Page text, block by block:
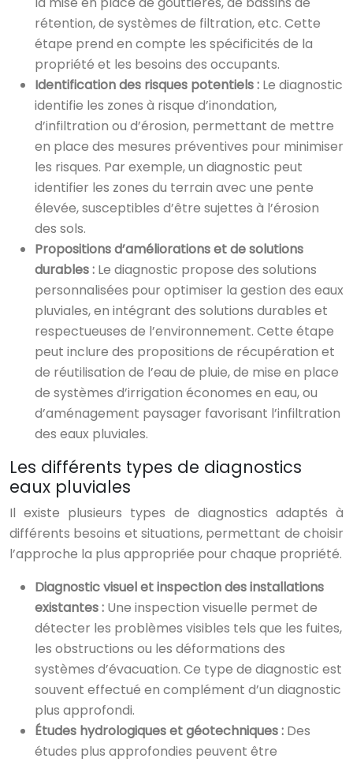
rétention, de systèmes de filtration, etc. Cette
étape prend en compte les spécificités de la
propriété et les besoins des occupants.
Identification des risques potentiels : Le diagnostic
identifie les zones à risque d’inondation,
d’infiltration ou d’érosion, permettant de mettre
en place des mesures préventives pour minimiser
les risques. Par exemple, un diagnostic peut
identifier les zones du terrain avec une pente
élevée, susceptibles d’être sujettes à l’érosion
des sols.
Propositions d’améliorations et de solutions
durables : Le diagnostic propose des solutions
personnalisées pour optimiser la gestion des eaux
pluviales, en intégrant des solutions durables et
respectueuses de l’environnement. Cette étape
peut inclure des propositions de récupération et
de réutilisation de l’eau de pluie, de mise en place
de systèmes d’irrigation économes en eau, ou
d’aménagement paysager favorisant l’infiltration
des eaux pluviales.
Les différents types de diagnostics
eaux pluviales
Il existe plusieurs types de diagnostics adaptés à
différents besoins et situations, permettant de choisir
l’approche la plus appropriée pour chaque propriété.
Diagnostic visuel et inspection des installations
existantes : Une inspection visuelle permet de
détecter les problèmes visibles tels que les fuites,
les obstructions ou les déformations des
systèmes d’évacuation. Ce type de diagnostic est
souvent effectué en complément d’un diagnostic
plus approfondi.
Études hydrologiques et géotechniques : Des
études plus approfondies peuvent être